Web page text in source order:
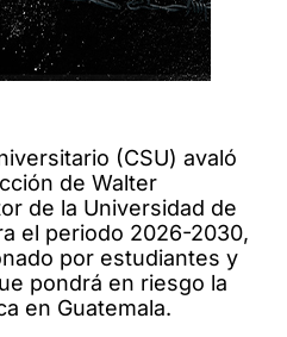
(CSU) avaló
de Walter
de la Universidad de
el periodo 2026-2030,
por estudiantes y
pondrá en riesgo la
en Guatemala.